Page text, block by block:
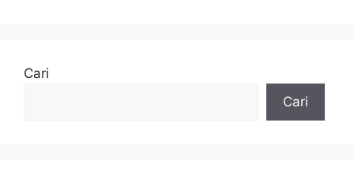
Cari
Cari